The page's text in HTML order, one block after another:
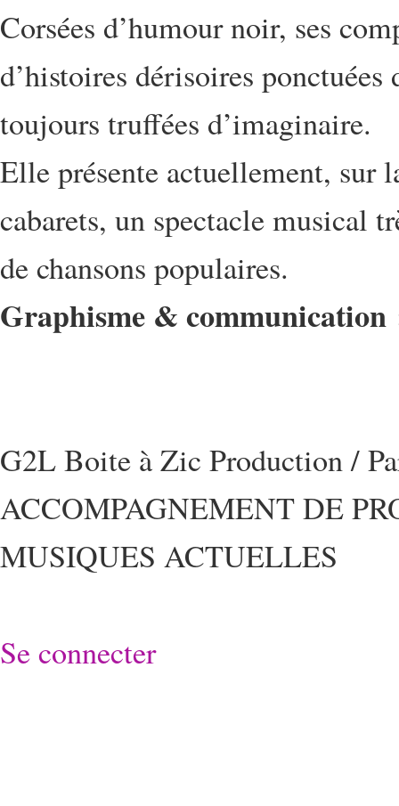
Corsées d’humour noir, ses
d’histoires dérisoires ponctuées
toujours truffées d’imaginaire.
Elle présente actuellement, sur
cabarets, un spectacle musical
de chansons populaires.
Graphisme &
G2L Boite à Zic Production /
ACCOMPAGNEMENT DE
MUSIQUES ACTUELLES
Se connecter